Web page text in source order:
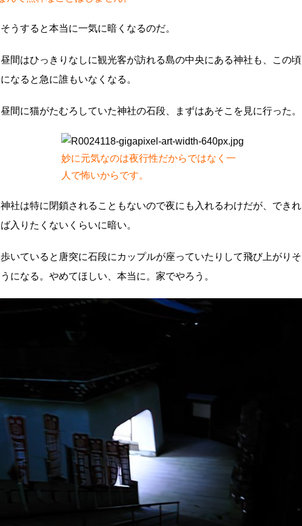
そうすると本当に一気に暗くなるのだ。
昼間はひっきりなしに観光客が訪れる島の中央にある神社も、この頃
になると急に誰もいなくなる。
昼間に猫がたむろしていた神社の石段、まずはあそこを見に行った。
妙に元気なのは夜行性だからではなく一
人で怖いからです。
神社は特に閉鎖されることもないので夜にも入れるわけだが、できれ
ば入りたくないくらいに暗い。
歩いていると唐突に石段にカップルが座っていたりして飛び上がりそ
うになる。やめてほしい、本当に。家でやろう。